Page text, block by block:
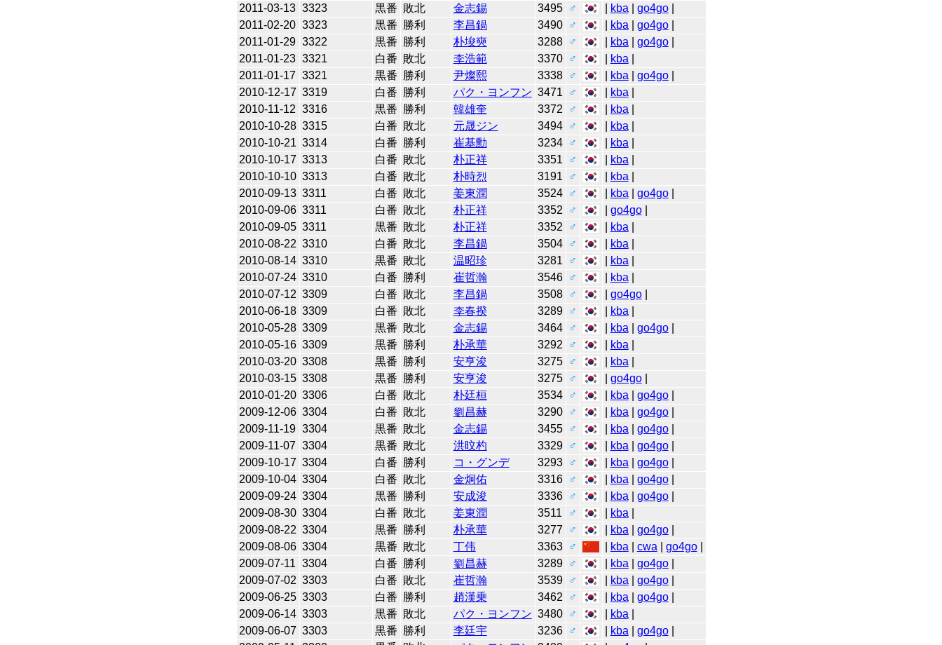
2011-03-13 3323 黒番 敗北 金志錫 3495 ♂ kba go4go|
2011-02-20 3323 黒番 勝利 李昌鍋 3490 ♂ kba go4go|
2011-01-29 3322 黒番 勝利 朴埈奭 3288 ♂ kba go4go|
2011-01-23 3321 白番 敗北 李浩範 3370 ♂ kba
2011-01-17 3321 黒番 勝利 尹燦熙 3338 ♂ kba go4go|
2010-12-17 3319 白番 勝利 パク・ヨンフン 3471 ♂ kba
2010-11-12 3316 黒番 勝利 韓雄奎 3372 ♂ kba
2010-10-28 3315 白番 敗北 元晟ジン 3494 ♂ kba
2010-10-21 3314 白番 勝利 崔基勳 3234 ♂ kba
2010-10-17 3313 白番 敗北 朴正祥 3351 ♂ kba
2010-10-10 3313 白番 敗北 朴時烈 3191 ♂ kba
2010-09-13 3311 白番 敗北 姜東潤 3524 ♂ kba go4go|
2010-09-06 3311 白番 敗北 朴正祥 3352 ♂ go4go|
2010-09-05 3311 黒番 敗北 朴正祥 3352 ♂ kba
2010-08-22 3310 白番 敗北 李昌鍋 3504 ♂ kba
2010-08-14 3310 黒番 敗北 温昭珍 3281 ♂ kba
2010-07-24 3310 白番 勝利 崔哲瀚 3546 ♂ kba
2010-07-12 3309 白番 敗北 李昌鍋 3508 ♂ go4go|
2010-06-18 3309 白番 敗北 李春揆 3289 ♂ kba
2010-05-28 3309 黒番 敗北 金志錫 3464 ♂ kba go4go|
2010-05-16 3309 黒番 勝利 朴承華 3292 ♂ kba
2010-03-20 3308 黒番 勝利 安亨浚 3275 ♂ kba
2010-03-15 3308 黒番 勝利 安亨浚 3275 ♂ go4go|
2010-01-20 3306 白番 敗北 朴廷桓 3534 ♂ kba go4go|
2009-12-06 3304 白番 敗北 劉昌赫 3290 ♂ kba go4go|
2009-11-19 3304 黒番 敗北 金志錫 3455 ♂ kba go4go|
2009-11-07 3304 黒番 敗北 洪旼杓 3329 ♂ kba go4go|
2009-10-17 3304 白番 勝利 コ・グンデ 3293 ♂ kba go4go|
2009-10-04 3304 白番 敗北 金炯佑 3316 ♂ kba go4go|
2009-09-24 3304 黒番 勝利 安成浚 3336 ♂ kba go4go|
2009-08-30 3304 白番 敗北 姜東潤 3511 ♂ kba
2009-08-22 3304 黒番 勝利 朴承華 3277 ♂ kba go4go|
2009-08-06 3304 黒番 敗北 丁伟 3363 ♂ kba cwa go4go|
2009-07-11 3304 白番 勝利 劉昌赫 3289 ♂ kba go4go|
2009-07-02 3303 白番 敗北 崔哲瀚 3539 ♂ kba go4go|
2009-06-25 3303 白番 勝利 趙漢乗 3462 ♂ kba go4go|
2009-06-14 3303 黒番 敗北 パク・ヨンフン 3480 ♂ kba
2009-06-07 3303 黒番 勝利 李廷宇 3236 ♂ kba go4go|